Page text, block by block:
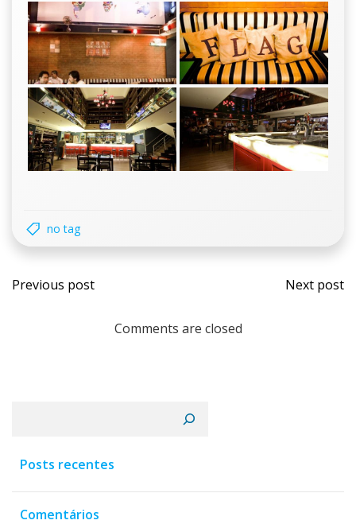
no tag
Navegação
Previous post Next post
Comments are closed
Posts recentes
Comentários